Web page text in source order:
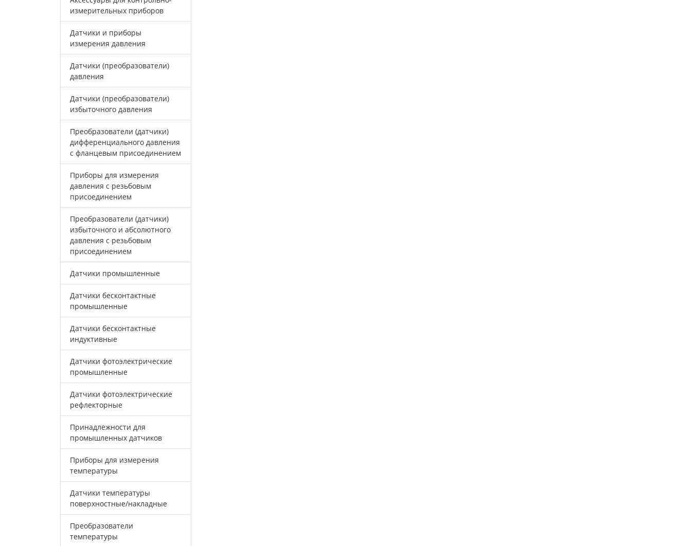
измерительных приборов
Датчики и приборы
измерения давления
Датчики (преобразователи)
давления
Датчики (преобразователи)
избыточного давления
Преобразователи (датчики)
дифференциального давления
с фланцевым присоединением
Приборы для измерения
давления с резьбовым
присоединением
Преобразователи (датчики)
избыточного и абсолютного
давления с резьбовым
присоединением
Датчики промышленные
Датчики бесконтактные
промышленные
Датчики бесконтактные
индуктивные
Датчики фотоэлектрические
промышленные
Датчики фотоэлектрические
рефлекторные
Принадлежности для
промышленных датчиков
Приборы для измерения
температуры
Датчики температуры
поверхностные/накладные
Преобразователи
температуры